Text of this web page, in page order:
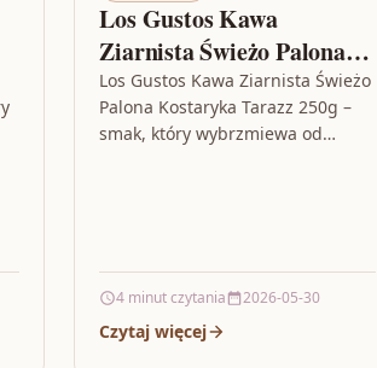
Los Gustos Kawa
Ziarnista Świeżo Palona
Kostaryka Tarazz 250g
Los Gustos Kawa Ziarnista Świeżo
Palona Kostaryka Tarazz 250g –
smak, który wybrzmiewa od
4 minut czytania 2026-05-30
Czytaj więcej